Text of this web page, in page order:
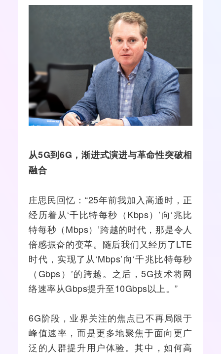
从5G到6G ，渐进式演进与革命性突破相
融合
庄思民回忆：“25年前我加入高通时，正
经历着从‘千比特每秒（Kbps）’向‘兆比
特每秒（Mbps）’跨越的时代，那是令人
倍感振奋的变革。随后我们又经历了LTE
时代，实现了从‘Mbps’向‘千兆比特每秒
（Gbps）’的跨越。之后，5G技术将网
络速率从Gbps提升至10Gbps以上。”
6G阶段，业界关注的焦点已不再局限于
峰值速率，而是更多地聚焦于面向更广
泛的人群提升用户体验。其中，如何高